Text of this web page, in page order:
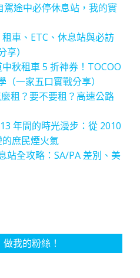
駕途中必停休息站，我的實
車、ETC、休息站與必訪
）
秋租車 5 折神券！TOCOO
一家五口實戰分享）
租？要不要租？高速公路
年間的時光漫步：從 2010
庶民煙火氣
站全攻略：SA/PA 差別、美
我的粉絲！